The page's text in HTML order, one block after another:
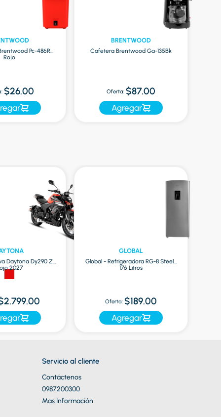
Pc-486R
Rojo
$26.00
BRENTWOOD
Cafetera Brentwood Ga-135Bk
Oferta: $87.00
Agregar
Daytona Dy290 Zr
2027
GLOBAL
Global - Refrigeradora RG-8 Steel |
176 Litros
Oferta: $189.00
Agregar
Servicio al cliente
Contáctenos
0987200300
Mas Información